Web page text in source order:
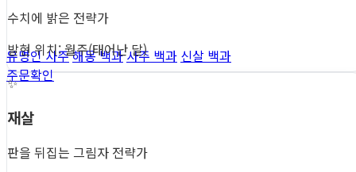
유명인 사주해몽 백과사주 백과 신살 백과
주문확인
수치에 밝은 전략가
발현 위치: 월주(태어난 달)
✨
재살
판을 뒤집는 그림자 전략가